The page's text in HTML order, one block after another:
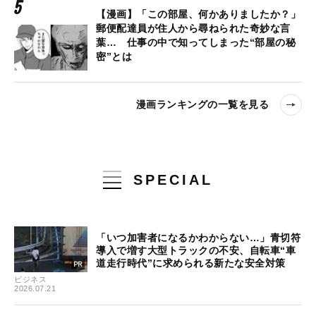
【漫画】「この部屋、何かありましたか？」
郵便配達員が住人から尋ねられた奇妙な言
葉… 仕事の中で知ってしまった“部屋の秘
密”とは
漫画ランキングの一覧を見る
SPECIAL
ビジネス
2026.07.21
「いつ加害者になるかわからない…」青切符
導入で増す大型トラックの不安、自転車“車
道走行時代”に求められる新たな安全対策